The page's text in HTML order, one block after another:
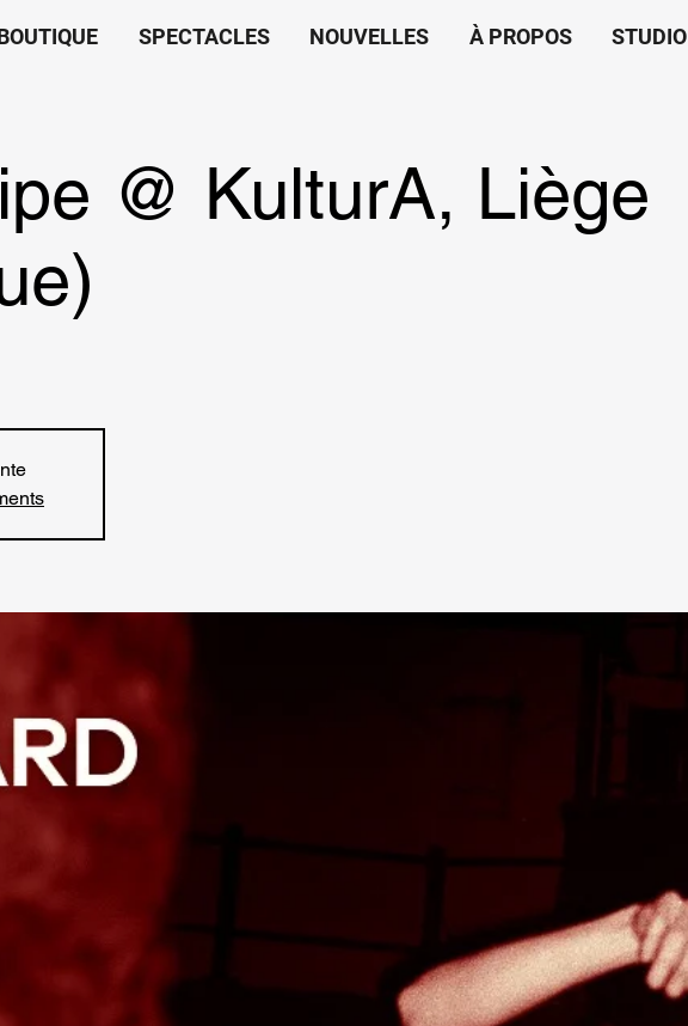
SPECTACLES NOUVELLES À PROPOS STUDIO
@ KulturA, Liège